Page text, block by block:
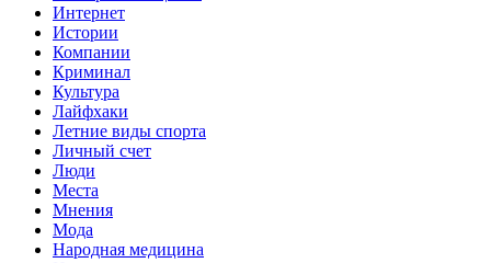
Интернет
Истории
Компании
Криминал
Культура
Лайфхаки
Летние виды спорта
Личный счет
Люди
Места
Мнения
Мода
Народная медицина